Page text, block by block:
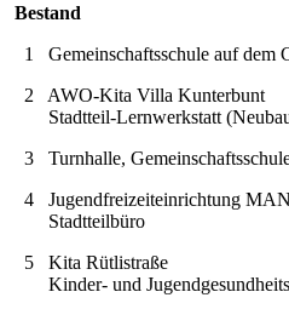
Bestand
1 Gemeinschaftsschule auf dem
2 AWO-Kita Villa Kunterbunt
Stadtteil-Lernwerkstatt
3 Turnhalle,
4 Jugendfreizeiteinrichtung
Stadtteilbüro
5 Kita Rütlistraße
Kinder- und